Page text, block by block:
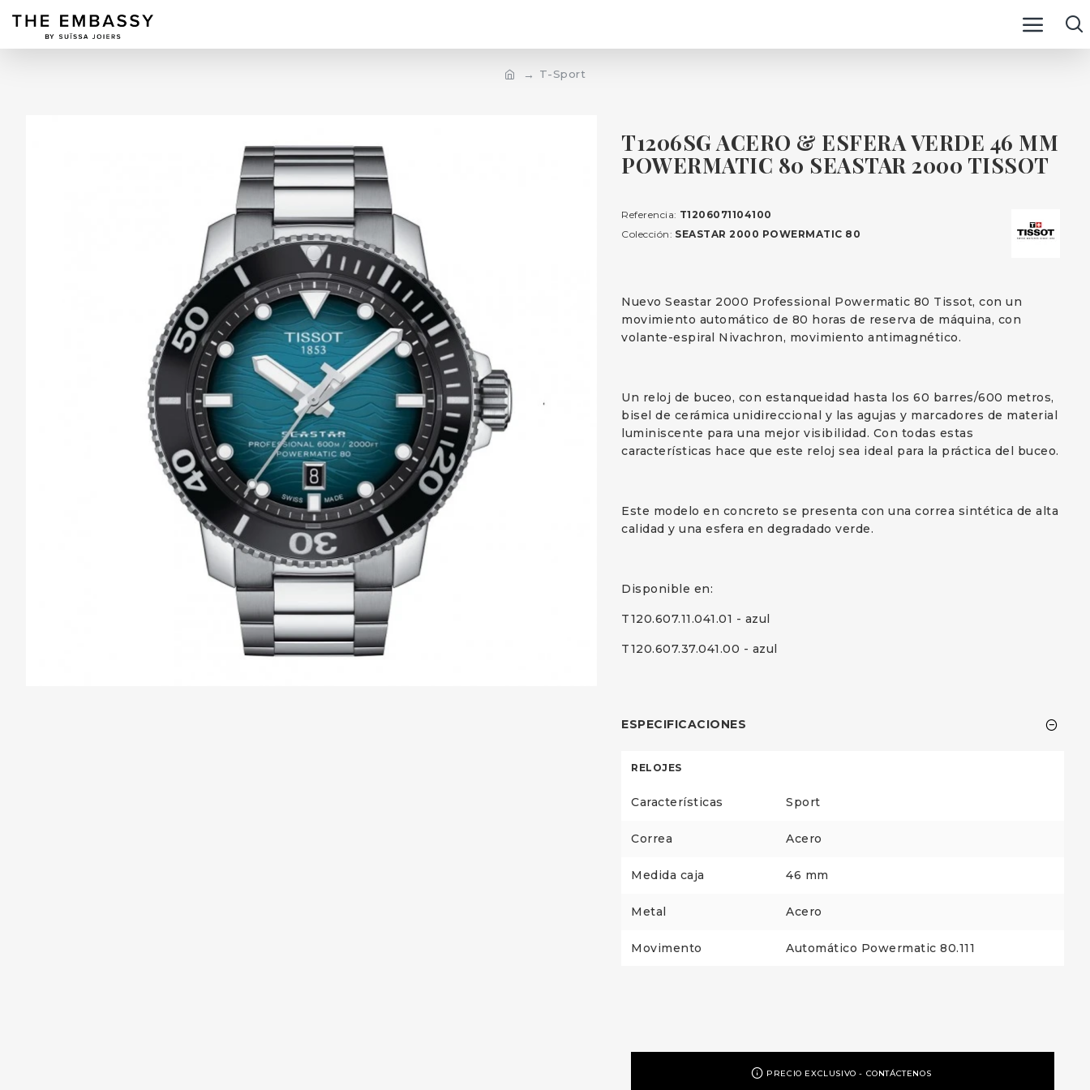
T-Sport
T1206SG ACERO & ESFERA VERDE 46 MM
POWERMATIC 80 SEASTAR 2000 TISSOT
Nuevo Seastar 2000 Professional Powermatic 80 Tissot, con un
movimiento automático de 80 horas de reserva de máquina, con
volante-espiral Nivachron, movimiento antimagnético.
Un reloj de buceo, con estanqueidad hasta los 60 barres/600 metros,
bisel de cerámica unidireccional y las agujas y marcadores de material
luminiscente para una mejor visibilidad. Con todas estas
características hace que este reloj sea ideal para la práctica del buceo.
Este modelo en concreto se presenta con una correa sintética de alta
calidad y una esfera en degradado verde.
Disponible en:
T120.607.11.041.01 - azul
T120.607.37.041.00 - azul
ESPECIFICACIONES
RELOJES
Características Sport
Correa Acero
Medida caja 46 mm
Metal Acero
Movimento Automático Powermatic 80.111
Referencia: T1206071104100
Colección: SEASTAR 2000 POWERMATIC 80
PRECIO EXCLUSIVO - CONTÁCTENOS